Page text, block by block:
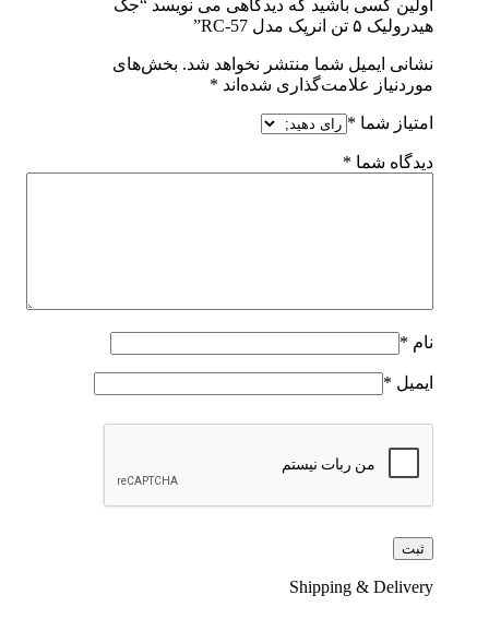
اولین کسی باشید که دیدگاهی می نویسد “جک
هیدرولیک ۵ تن انرپک مدل RC-57”
نشانی ایمیل شما منتشر نخواهد شد. بخش‌های
موردنیاز علامت‌گذاری شده‌اند *
امتیاز شما *
دیدگاه شما *
نام *
ایمیل *
Shipping & Delivery